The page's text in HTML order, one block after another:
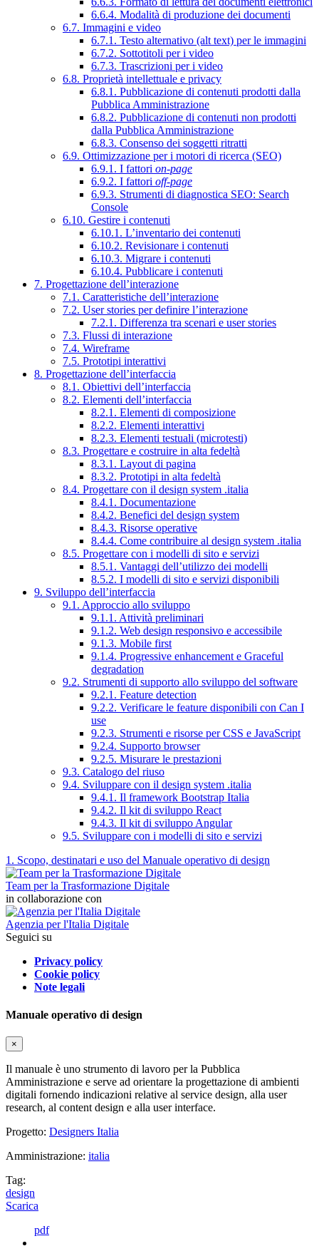
6.6.4. Modalità di produzione dei documenti
6.7. Immagini e video
6.7.1. Testo alternativo (alt text) per le immagini
6.7.2. Sottotitoli per i video
6.7.3. Trascrizioni per i video
6.8. Proprietà intellettuale e privacy
6.8.1. Pubblicazione di contenuti prodotti dalla
Pubblica Amministrazione
6.8.2. Pubblicazione di contenuti non prodotti
dalla Pubblica Amministrazione
6.8.3. Consenso dei soggetti ritratti
6.9. Ottimizzazione per i motori di ricerca (SEO)
6.9.1. I fattori on-page
6.9.2. I fattori off-page
6.9.3. Strumenti di diagnostica SEO: Search
Console
6.10. Gestire i contenuti
6.10.1. L’inventario dei contenuti
6.10.2. Revisionare i contenuti
6.10.3. Migrare i contenuti
6.10.4. Pubblicare i contenuti
7. Progettazione dell’interazione
7.1. Caratteristiche dell’interazione
7.2. User stories per definire l’interazione
7.2.1. Differenza tra scenari e user stories
7.3. Flussi di interazione
7.4. Wireframe
7.5. Prototipi interattivi
8. Progettazione dell’interfaccia
8.1. Obiettivi dell’interfaccia
8.2. Elementi dell’interfaccia
8.2.1. Elementi di composizione
8.2.2. Elementi interattivi
8.2.3. Elementi testuali (microtesti)
8.3. Progettare e costruire in alta fedeltà
8.3.1. Layout di pagina
8.3.2. Prototipi in alta fedeltà
8.4. Progettare con il design system .italia
8.4.1. Documentazione
8.4.2. Benefici del design system
8.4.3. Risorse operative
8.4.4. Come contribuire al design system .italia
8.5. Progettare con i modelli di sito e servizi
8.5.1. Vantaggi dell’utilizzo dei modelli
8.5.2. I modelli di sito e servizi disponibili
9. Sviluppo dell’interfaccia
9.1. Approccio allo sviluppo
9.1.1. Attività preliminari
9.1.2. Web design responsivo e accessibile
9.1.3. Mobile first
9.1.4. Progressive enhancement e Graceful
degradation
9.2. Strumenti di supporto allo sviluppo del software
9.2.1. Feature detection
9.2.2. Verificare le feature disponibili con Can I
use
9.2.3. Strumenti e risorse per CSS e JavaScript
9.2.4. Supporto browser
9.2.5. Misurare le prestazioni
9.3. Catalogo del riuso
9.4. Sviluppare con il design system .italia
9.4.1. Il framework Bootstrap Italia
9.4.2. Il kit di sviluppo React
9.4.3. Il kit di sviluppo Angular
9.5. Sviluppare con i modelli di sito e servizi
1. Scopo, destinatari e uso del Manuale operativo di design
Team per la Trasformazione Digitale
in collaborazione con
Agenzia per l'Italia Digitale
Seguici su
Privacy policy
Cookie policy
Note legali
Manuale operativo di design
×
Il manuale è uno strumento di lavoro per la Pubblica
Amministrazione e serve ad orientare la progettazione di ambienti
digitali fornendo indicazioni relative al service design, alla user
research, al content design e alla user interface.
Progetto: Designers Italia
Amministrazione: italia
Tag:
design
Scarica
pdf